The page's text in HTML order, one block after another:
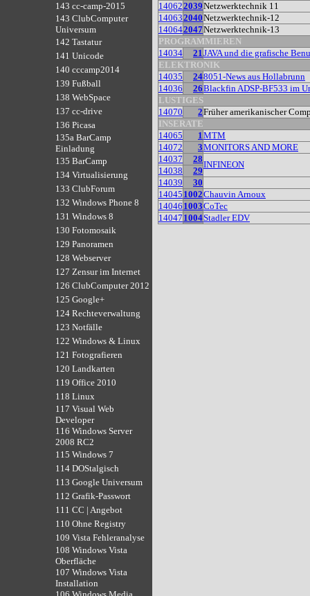
143 cc-camp-2015
143 ClubComputer
Universum
142 Tastatur
141 Unicode
140 cccamp2014
139 Fußball
138 WebSpace
137 cc-drive
136 Picasa
135a BarCamp
Einladung
135 BarCamp
134 Virtualisierung
133 ClubForum
132 Windows Phone 8
131 Windows 8
130 Fotomosaik
129 Panoramen
128 Webserver
127 Zensur im Internet
126 ClubComputer 2012
125 Google+
124 Rechteverwaltung
123 Notfälle
122 Windows & Linux
121 Fotografieren
120 Landkarten
119 Office 2010
118 Linux
117 Visual Web
Developer
116 Windows Server
2008 RC2
115 Windows 7
114 DOStalgisch
113 Google Universum
112 Grafik-Passwort
111 CC | Angebot
110 Ohne Registry
109 Vista Fehleranalyse
108 Windows Vista
Oberfläche
107 Windows Vista
Installation
140622039Netzwerktechnik 11
140632040Netzwerktechnik-12
140642047Netzwerktechnik-13
PROGRAMMIEREN
14034
21JAVA und die grafische
ELEKTRONIK
14035
248051-News aus Hollabrunn
14036
26Blackfin ADSP-BF533 im
LUSTIGES
14070
2Früher amerikanischer
INSERATE
14065
1MTM
14072
3MONITORS AND MORE
14037
28
INFINEON
14038
29
14039
30
14045 1002Chauvin Arnoux
14046 1003CoTec
14047 1004Stadler EDV